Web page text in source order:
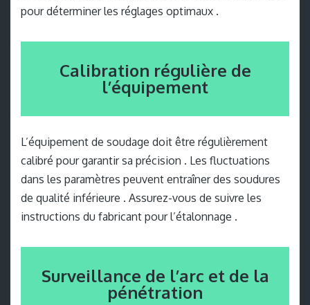
pour déterminer les réglages optimaux .
Calibration régulière de
l’équipement
L’équipement de soudage doit être régulièrement
calibré pour garantir sa précision . Les fluctuations
dans les paramètres peuvent entraîner des soudures
de qualité inférieure . Assurez-vous de suivre les
instructions du fabricant pour l’étalonnage .
Surveillance de l’arc et de la
pénétration